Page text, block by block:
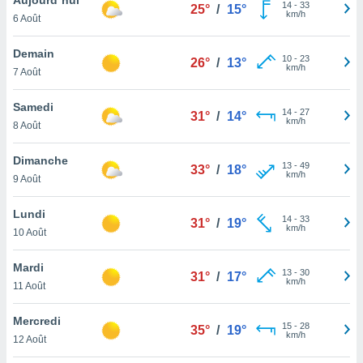
et
»,
au
vous
qu'ils
ou
le
ainsi
un
la
du
6 Août
25° / 15° 14- 33
km/h
Demain
7 Août
26° / 13° 10- 23
km/h
Samedi
8 Août
31° / 14° 14- 27
km/h
Dimanche
9 Août
33° / 18° 13- 49
km/h
Lundi
10 Août
31° / 19° 14- 33
km/h
Mardi
11 Août
31° / 17° 13- 30
km/h
Mercredi
12 Août
35° / 19° 15- 28
km/h